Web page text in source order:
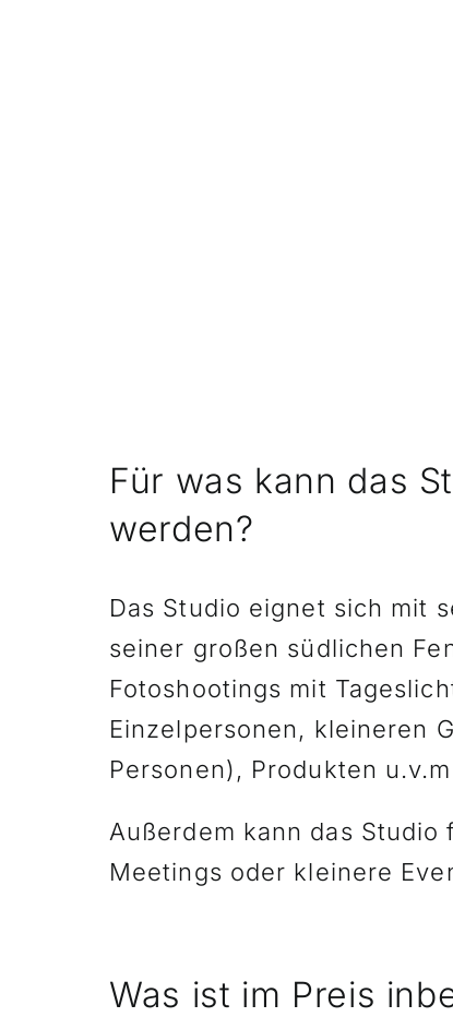
Für was kann das
werden?
Das Studio eignet sich mit
seiner großen südlichen
Fotoshootings mit
Einzelpersonen, kleineren
Personen), Produkten
Außerdem kann das Studio
Meetings oder kleinere
Was ist im Preis